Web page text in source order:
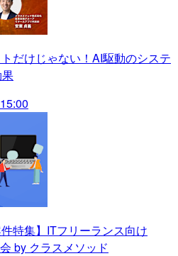
だけじゃない！AI駆動のシステ
特集】ITフリーランス向け
by クラスメソッド